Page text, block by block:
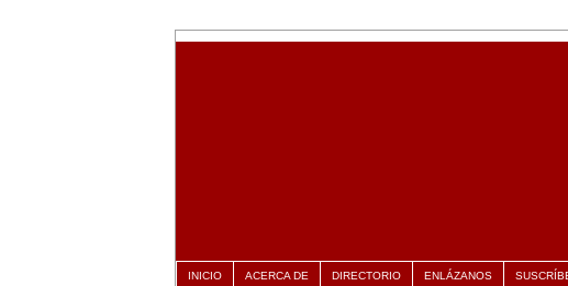
INICIO ACERCA DE DIRECTORIO ENLÁZANOS